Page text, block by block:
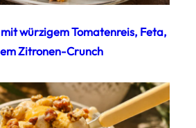
würzigem Tomatenreis, Feta,
Zitronen-Crunch